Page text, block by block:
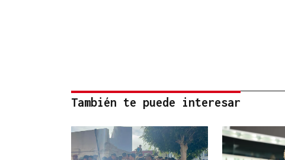
También te puede interesar